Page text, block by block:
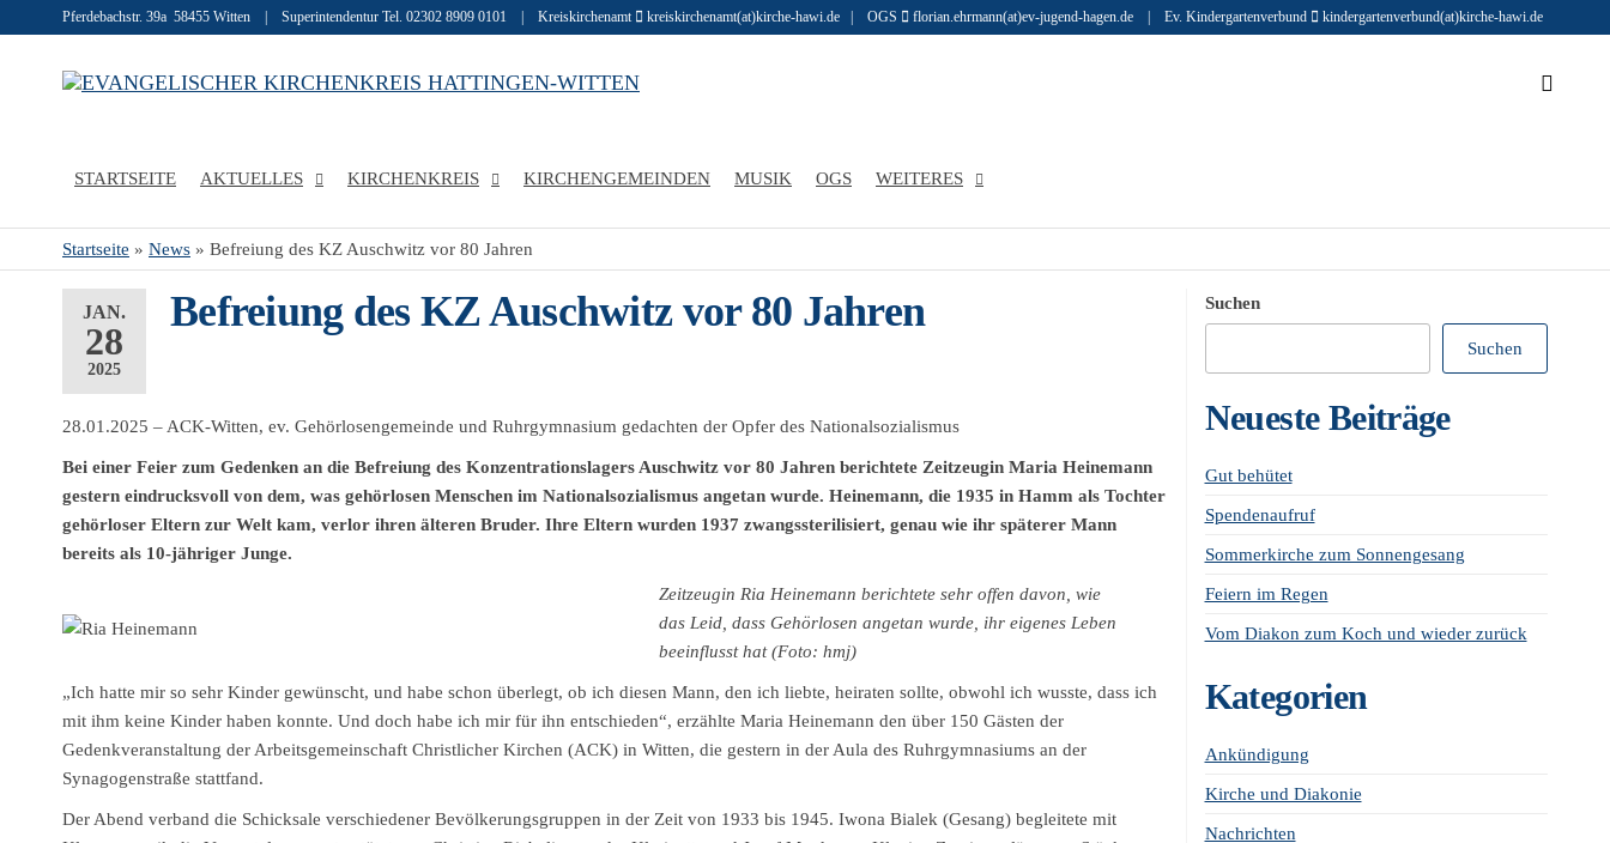
Pferdebachstr. 39a 58455 Witten | Superintendentur Tel. 02302 8909 0101 | Kreiskirchenamt kreiskirchenamt(at)kirche-hawi.de | OGS florian.ehrmann(at)ev-jugend-hagen.de | Ev. Kindergartenverbund kindergartenverbund(at)kirche-hawi.de
Kirchenkreis
Menschen im
Kirchenkreis
STARTSEITE AKTUELLES KIRCHENKREIS KIRCHENGEMEINDEN MUSIK OGS WEITERES
Startseite » News » Befreiung des KZ Auschwitz vor 80 Jahren
JAN.
28
2025
Befreiung des KZ Auschwitz vor 80 Jahren
28.01.2025 – ACK-Witten, ev. Gehörlosengemeinde und Ruhrgymnasium gedachten der Opfer des Nationalsozialismus
Bei einer Feier zum Gedenken an die Befreiung des Konzentrationslagers Auschwitz vor 80 Jahren berichtete Zeitzeugin Maria Heinemann
gestern eindrucksvoll von dem, was gehörlosen Menschen im Nationalsozialismus angetan wurde. Heinemann, die 1935 in Hamm als Tochter
gehörloser Eltern zur Welt kam, verlor ihren älteren Bruder. Ihre Eltern wurden 1937 zwangssterilisiert, genau wie ihr späterer Mann
bereits als 10-jähriger Junge.
Zeitzeugin Ria Heinemann berichtete sehr offen davon, wie
das Leid, dass Gehörlosen angetan wurde, ihr eigenes Leben
beeinflusst hat (Foto: hmj)
„Ich hatte mir so sehr Kinder gewünscht, und habe schon überlegt, ob ich diesen Mann, den ich liebte, heiraten sollte, obwohl ich wusste, dass ich
mit ihm keine Kinder haben konnte. Und doch habe ich mir für ihn entschieden“, erzählte Maria Heinemann den über 150 Gästen der
Gedenkveranstaltung der Arbeitsgemeinschaft Christlicher Kirchen (ACK) in Witten, die gestern in der Aula des Ruhrgymnasiums an der
Synagogenstraße stattfand.
Der Abend verband die Schicksale verschiedener Bevölkerungsgruppen in der Zeit von 1933 bis 1945. Iwona Bialek (Gesang) begleitete mit
Suchen
Suchen
Neueste Beiträge
Gut behütet
Spendenaufruf
Sommerkirche zum Sonnengesang
Feiern im Regen
Vom Diakon zum Koch und wieder zurück
Kategorien
Ankündigung
Kirche und Diakonie
Nachrichten